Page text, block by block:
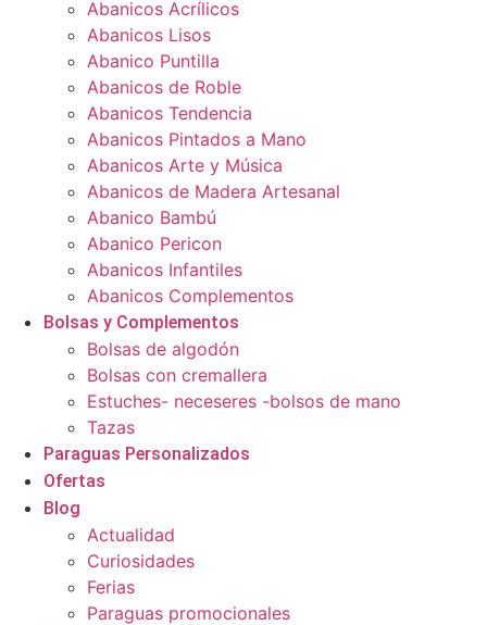
Abanicos Acrílicos
Abanicos Lisos
Abanico Puntilla
Abanicos de Roble
Abanicos Tendencia
Abanicos Pintados a Mano
Abanicos Arte y Música
Abanicos de Madera Artesanal
Abanico Bambú
Abanico Pericon
Abanicos Infantiles
Abanicos Complementos
Bolsas y Complementos
Bolsas de algodón
Bolsas con cremallera
Estuches- neceseres -bolsos de mano
Tazas
Paraguas Personalizados
Ofertas
Blog
Actualidad
Curiosidades
Ferias
Paraguas promocionales